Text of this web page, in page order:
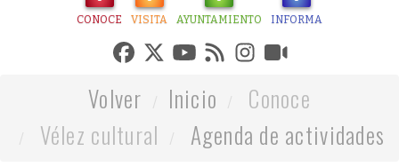
CONOCE VISITA AYUNTAMIENTO INFORMA
Volver Inicio
Conoce
Vélez cultural
Agenda de actividades